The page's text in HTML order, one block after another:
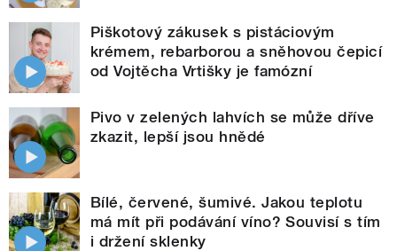
Piškotový zákusek s pistáciovým
krémem, rebarborou a sněhovou čepicí
od Vojtěcha Vrtišky je famózní
Pivo v zelených lahvích se může dříve
zkazit, lepší jsou hnědé
Bílé, červené, šumivé. Jakou teplotu
má mít při podávání víno? Souvisí s tím
i držení sklenky